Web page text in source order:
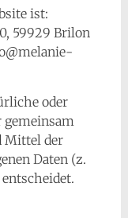
ist:
59929 Brilon
oder
gemeinsam
Mittel der
Daten (z.